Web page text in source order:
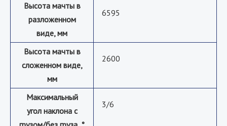
Высота мачты в
разложенном
виде, мм
6595
Высота мачты в
сложенном виде,
мм
2600
Максимальный
угол наклона с
3/6